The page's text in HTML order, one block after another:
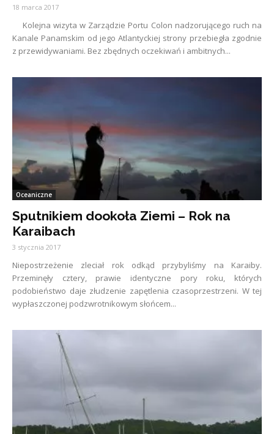
18 marca 2017
Kolejna wizyta w Zarządzie Portu Colon nadzorującego ruch na
Kanale Panamskim od jego Atlantyckiej strony przebiegła zgodnie
z przewidywaniami. Bez zbędnych oczekiwań i ambitnych...
Oceaniczne
Sputnikiem dookoła Ziemi – Rok na
Karaibach
3 stycznia 2017
Niepostrzeżenie zleciał rok odkąd przybyliśmy na Karaiby.
Przeminęły cztery, prawie identyczne pory roku, których
podobieństwo daje złudzenie zapętlenia czasoprzestrzeni. W tej
wypłaszczonej podzwrotnikowym słońcem...